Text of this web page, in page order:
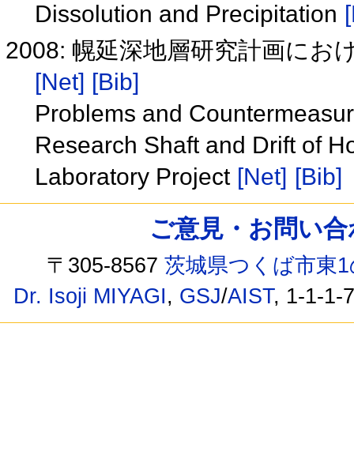
Dissolution and Precipitation
2008: 幌延深地層研究計画にお
[Net] [Bib]
Problems and
Research Shaft and Drift of
Laboratory Project [Net] [Bib]
ご意見・お問い
〒305-8567茨城県つくば市東
Dr. Isoji MIYAGI, GSJ/AIST, 1-1-1-